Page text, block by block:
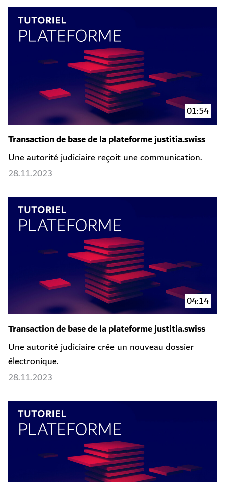
01:54
Transaction de base de la plateforme justitia.swiss
Une autorité judiciaire reçoit une communication.
28.11.2023
04:14
Transaction de base de la plateforme justitia.swiss
Une autorité judiciaire crée un nouveau dossier
électronique.
28.11.2023